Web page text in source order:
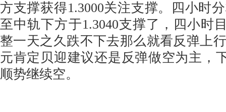
方支撑获得1.3000关注支撑。四小时
至中轨下方于1.3040支撑了，四小时
整一天之久跌不下去那么就看反弹上
元肯定贝迎建议还是反弹做空为主，
顺势继续空。